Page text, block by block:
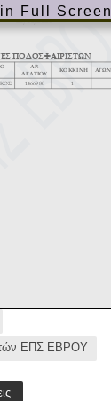
Full Screen
ΕΠΣ ΕΒΡΟΥ